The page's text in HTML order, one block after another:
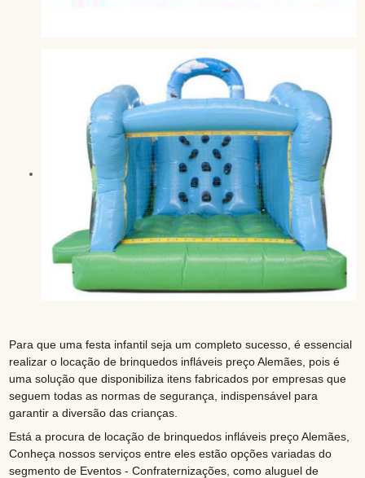
Para que uma festa infantil seja um completo sucesso, é essencial
realizar o locação de brinquedos infláveis preço Alemães, pois é
uma solução que disponibiliza itens fabricados por empresas que
seguem todas as normas de segurança, indispensável para
garantir a diversão das crianças.
Está a procura de locação de brinquedos infláveis preço Alemães,
Conheça nossos serviços entre eles estão opções variadas do
segmento de Eventos - Confraternizações, como aluguel de